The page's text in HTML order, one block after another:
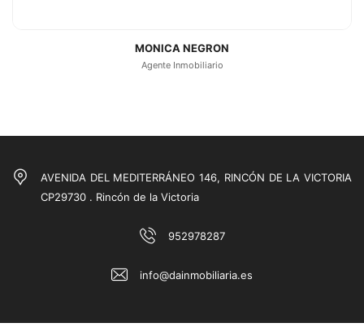
MONICA NEGRON
Agente Inmobiliario
AVENIDA DEL MEDITERRÁNEO 146, RINCÓN DE LA VICTORIA
CP29730 . Rincón de la Victoria
952978287
info@dainmobiliaria.es